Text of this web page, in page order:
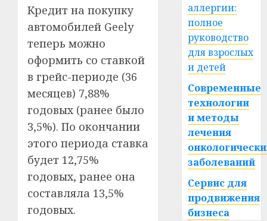
Кредит на покупку
автомобилей Geely
теперь можно
оформить со ставкой
в грейс-периоде (36
месяцев) 7,88%
годовых (ранее было
3,5%). По окончании
этого периода ставка
будет 12,75%
годовых, ранее она
составляла 13,5%
годовых.
аллергии:
полное
руководство
для взрослых
и детей
Современные
технологии
и методы
лечения
заболеваний
Сервис для
продвижения
бизнеса